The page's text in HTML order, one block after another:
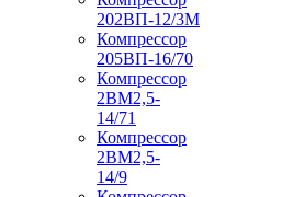
202ВП-12/3М
Компрессор
205ВП-16/70
Компрессор
2ВМ2,5-
14/71
Компрессор
2ВМ2,5-
14/9